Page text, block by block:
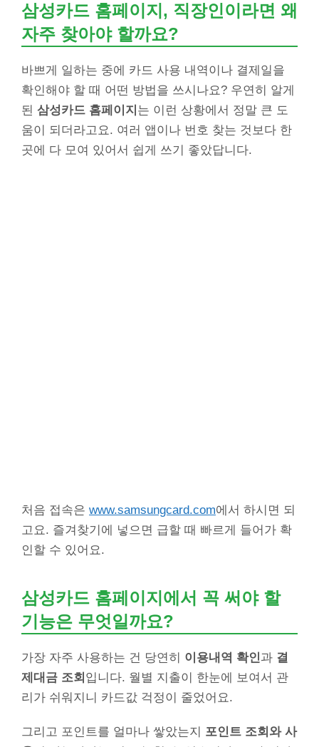
삼성카드 홈페이지, 직장인이라면 왜
자주 찾아야 할까요?
바쁘게 일하는 중에 카드 사용 내역이나 결제일을
확인해야 할 때 어떤 방법을 쓰시나요? 우연히 알게
된 삼성카드 홈페이지 는 이런 상황에서 정말 큰 도
움이 되더라고요. 여러 앱이나 번호 찾는 것보다 한
곳에 다 모여 있어서 쉽게 쓰기 좋았답니다.
처음 접속은 www.samsungcard.com에서 하시면 되
고요. 즐겨찾기에 넣으면 급할 때 빠르게 들어가 확
인할 수 있어요.
삼성카드 홈페이지에서 꼭 써야 할
기능은 무엇일까요?
가장 자주 사용하는 건 당연히 이용내역 확인과 결
제대금 조회 입니다. 월별 지출이 한눈에 보여서 관
리가 쉬워지니 카드값 걱정이 줄었어요.
그리고 포인트를 얼마나 쌓았는지 포인트 조회와 사